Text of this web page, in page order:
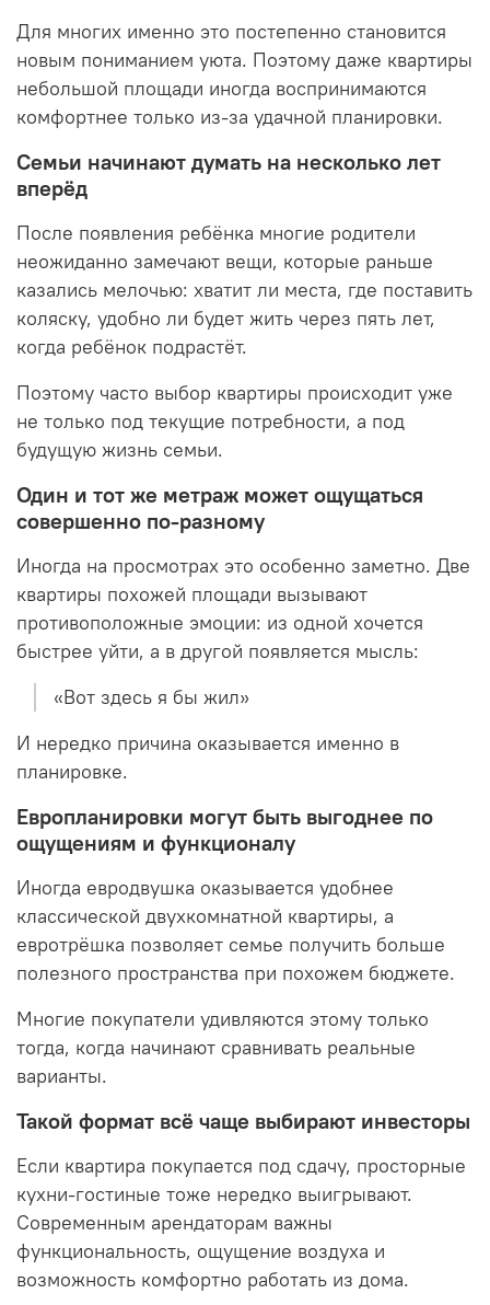
Для многих именно это постепенно становится
новым пониманием уюта. Поэтому даже квартиры
небольшой площади иногда воспринимаются
комфортнее только из-за удачной планировки.
Семьи начинают думать на несколько лет
вперёд
После появления ребёнка многие родители
неожиданно замечают вещи, которые раньше
казались мелочью: хватит ли места, где поставить
коляску, удобно ли будет жить через пять лет,
когда ребёнок подрастёт.
Поэтому часто выбор квартиры происходит уже
не только под текущие потребности, а под
будущую жизнь семьи.
Один и тот же метраж может ощущаться
совершенно по-разному
Иногда на просмотрах это особенно заметно. Две
квартиры похожей площади вызывают
противоположные эмоции: из одной хочется
быстрее уйти, а в другой появляется мысль:
«Вот здесь я бы жил»
И нередко причина оказывается именно в
планировке.
Европланировки могут быть выгоднее по
ощущениям и функционалу
Иногда евродвушка оказывается удобнее
классической двухкомнатной квартиры, а
евротрёшка позволяет семье получить больше
полезного пространства при похожем бюджете.
Многие покупатели удивляются этому только
тогда, когда начинают сравнивать реальные
варианты.
Такой формат всё чаще выбирают инвесторы
Если квартира покупается под сдачу, просторные
кухни-гостиные тоже нередко выигрывают.
Современным арендаторам важны
функциональность, ощущение воздуха и
возможность комфортно работать из дома.